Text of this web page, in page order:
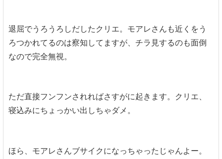
退屈でうろうろしだしたクリエ。モアレさんも近くをう
ろつかれてるのは察知してますが、チラ見するのも面倒
なので完全無視。
ただ直接フンフンされればさすがに起きます。クリエ、
寝込みにちょっかい出しちゃダメ。
ほら、モアレさんブサイクになっちゃったじゃんよー。